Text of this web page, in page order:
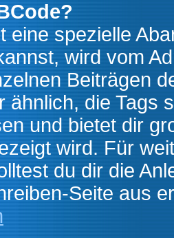
eine spezielle
wird vom
Beiträgen
ähnlich, die Tags
und bietet dir
wird. Für
du dir die
Seite aus